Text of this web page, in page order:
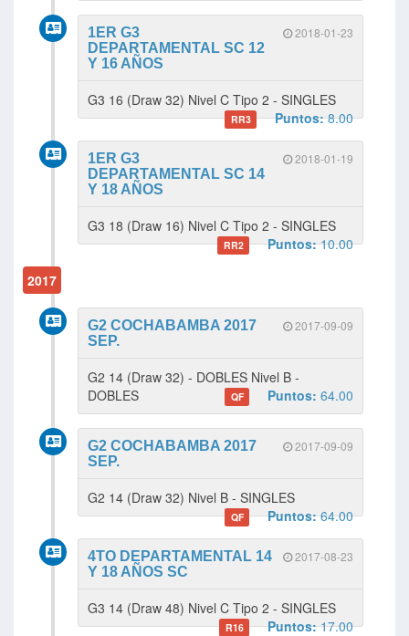
2018-01-23
1ER G3
DEPARTAMENTAL SC 12
Y 16 AÑOS
G3 16 (Draw 32) Nivel C Tipo 2 - SINGLES
RR3 Puntos:8.00
2018-01-19
1ER G3
DEPARTAMENTAL SC 14
Y 18 AÑOS
G3 18 (Draw 16) Nivel C Tipo 2 - SINGLES
RR2 Puntos:10.00
2017
2017-09-09
G2 COCHABAMBA 2017
SEP.
G2 14 (Draw 32) - DOBLES Nivel B -
DOBLES
QF Puntos: 64.00
2017-09-09
G2 COCHABAMBA 2017
SEP.
G2 14 (Draw 32) Nivel B - SINGLES
QF Puntos:64.00
2017-08-23
4TO DEPARTAMENTAL 14
Y 18 AÑOS SC
G3 14 (Draw 48) Nivel C Tipo 2 - SINGLES
R16 Puntos:17.00